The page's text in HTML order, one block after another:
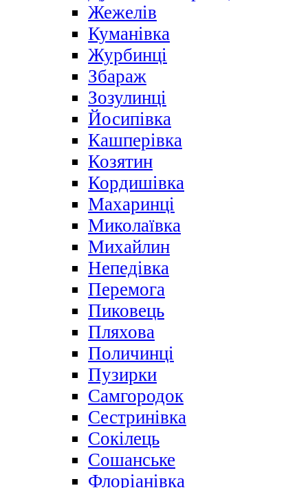
Жежелів
Куманівка
Журбинці
Збараж
Зозулинці
Йосипівка
Кашперівка
Козятин
Кордишівка
Махаринці
Миколаївка
Михайлин
Непедівка
Перемога
Пиковець
Пляхова
Поличинці
Пузирки
Самгородок
Сестринівка
Сокілець
Сошанське
Флоріанівка